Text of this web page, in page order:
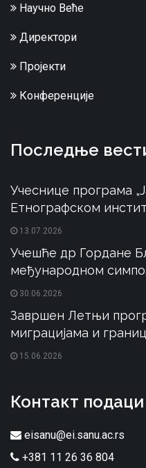
Научно Веће
Директори
Пројекти
Конференције
Последње
Учеснице програма
Етнографском
13.07.2026
Учешће др Гордане
међународном
30.06.2026
Завршен Летњи
миграцијама и
15.06.2026
Контакт подаци
eisanu@ei.sanu.ac.rs
+381 11 26 36 804